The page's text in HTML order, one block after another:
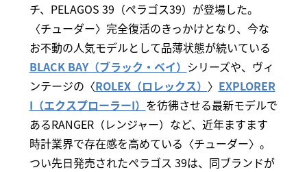
チ、PELAGOS 39（ぺラゴス39）が登場した。
〈チューダー〉完全復活のきっかけとなり、今な
お不動の人気モデルとして品薄状態が続いている
BLACK BAY（ブラック・ベイ） シリーズや、ヴィ
ンテージの〈ROLEX（ロレックス） 〉 EXPLORER
I（エクスプローラーI） を彷彿させる最新モデルで
あるRANGER（レンジャー）など、近年ますます
時計業界で存在感を高めている〈チューダー〉。
つい先日発売されたぺラゴス 39は、同ブランドが